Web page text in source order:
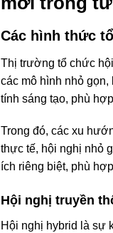
Các hình thức
Thị trường tổ chức
các mô hình nhỏ
tính sáng tạo, phù
Trong đó, các xu
thực tế, hội nghị nhỏ
ích riêng biệt, phù
Hội nghị truyền
Hội nghị hybrid là sự